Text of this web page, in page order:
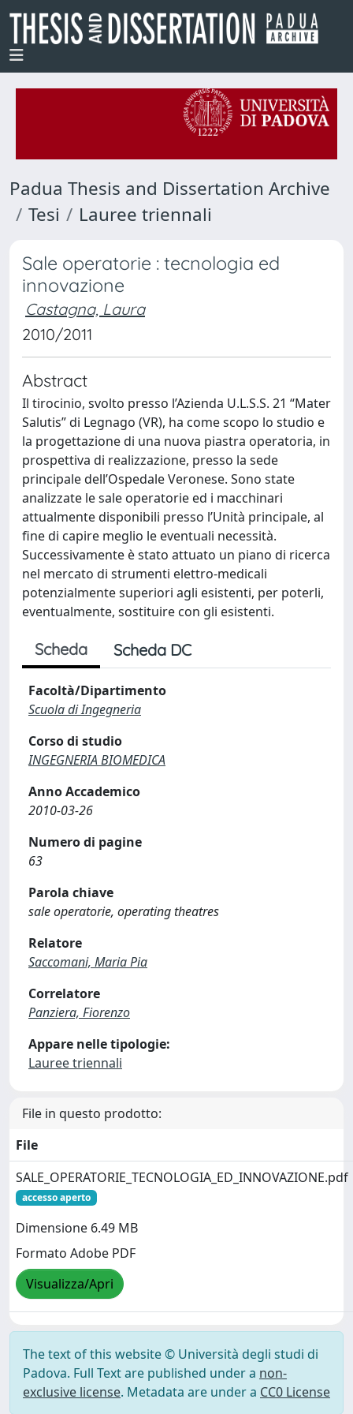
Padua Thesis and Dissertation Archive
Tesi
Lauree triennali
Sale operatorie : tecnologia ed
innovazione
Castagna, Laura
2010/2011
Abstract
Il tirocinio, svolto presso l’Azienda U.L.S.S. 21 “Mater
Salutis” di Legnago (VR), ha come scopo lo studio e
la progettazione di una nuova piastra operatoria, in
prospettiva di realizzazione, presso la sede
principale dell’Ospedale Veronese. Sono state
analizzate le sale operatorie ed i macchinari
attualmente disponibili presso l’Unità principale, al
fine di capire meglio le eventuali necessità.
Successivamente è stato attuato un piano di ricerca
nel mercato di strumenti elettro-medicali
potenzialmente superiori agli esistenti, per poterli,
eventualmente, sostituire con gli esistenti.
Scheda Scheda DC
Facoltà/Dipartimento
Scuola di Ingegneria
Corso di studio
INGEGNERIA BIOMEDICA
Anno Accademico
2010-03-26
Numero di pagine
63
Parola chiave
sale operatorie, operating theatres
Relatore
Saccomani, Maria Pia
Correlatore
Panziera, Fiorenzo
Appare nelle tipologie:
Lauree triennali
File in questo prodotto:
File
SALE_OPERATORIE_TECNOLOGIA_ED_INNOVAZIONE.pdf
accesso aperto
Dimensione 6.49 MB
Formato Adobe PDF
Visualizza/Apri
The text of this website © Università degli studi di
Padova. Full Text are published under a non-
exclusive license. Metadata are under a CC0 License